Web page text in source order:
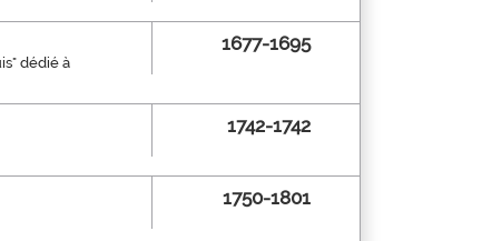
dédié à
1677-1695
1742-1742
1750-1801